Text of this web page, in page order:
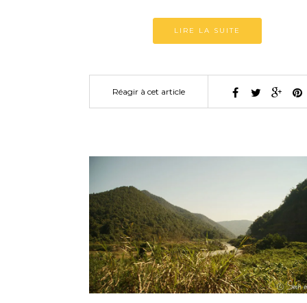
LIRE LA SUITE
Réagir à cet article